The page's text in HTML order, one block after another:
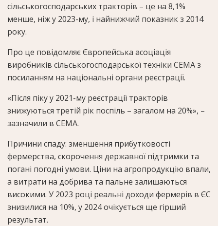
сільськогосподарських тракторів – це на 8,1%
менше, ніж у 2023-му, і найнижчий показник з 2014
року.
Про це повідомляє Європейська асоціація
виробників сільськогосподарської техніки CEMA з
посиланням на національні органи реєстрації.
«Після піку у 2021-му реєстрації тракторів
знижуються третій рік поспіль – загалом на 20%», –
зазначили в CEMA.
Причини спаду: зменшення прибутковості
фермерства, скорочення державної підтримки та
погані погодні умови. Ціни на агропродукцію впали,
а витрати на добрива та пальне залишаються
високими. У 2023 році реальні доходи фермерів в ЄС
знизилися на 10%, у 2024 очікується ще гірший
результат.